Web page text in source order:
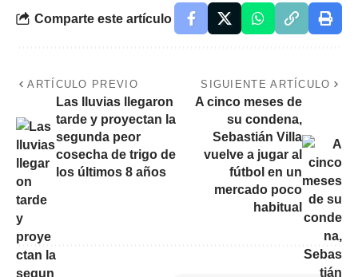
Comparte este artículo
ARTÍCULO PREVIO
Las lluvias llegaron
tarde y proyectan la
segunda peor
cosecha de trigo de
los últimos 8 años
SIGUIENTE ARTÍCULO
A cinco meses de
su condena,
Sebastián Villa
vuelve a jugar al
fútbol en un
mercado poco
habitual